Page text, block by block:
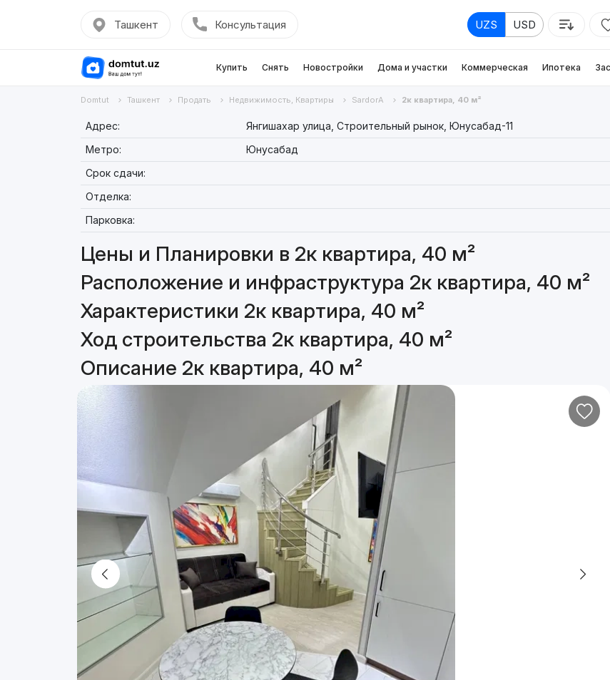
Ташкент Консультация UZS USD
Купить Снять Новостройки Дома и участки Коммерческая Ипотека
Domtut Ташкент Продать Недвижимость, Квартиры SardorA 2к квартира, 40 м²
Адрес:
Янгишахар улица, Строительный рынок, Юнусабад-11
Метро:
Юнусабад
Срок сдачи:
Отделка:
Парковка:
Цены и Планировки в 2к квартира, 40 м²
Расположение и инфраструктура 2к квартира, 40 м²
Характеристики 2к квартира, 40 м²
Ход строительства 2к квартира, 40 м²
Описание 2к квартира, 40 м²